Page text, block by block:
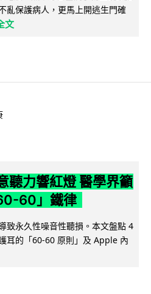
亂保護病人，更馬上開逃生門確
文
聽力響紅燈 醫學界籲
60」鐵律
致永久性噪音性聽損。本文盤點 4
耳的「60-60 原則」及 Apple 內